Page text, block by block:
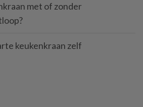
met of zonder
keukenkraan zelf